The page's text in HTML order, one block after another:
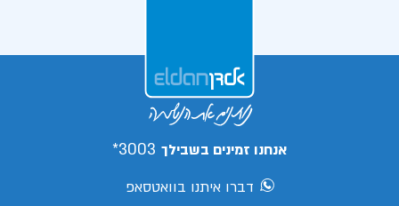
אנחנו זמינים בשבילך 3003*
דברו איתנו בוואטסאפ